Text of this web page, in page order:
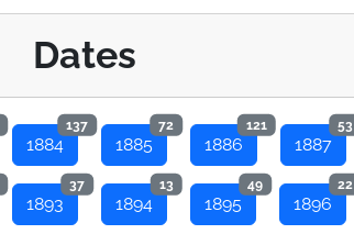
Dates
1884
137
1885
72
1886
121
1887
53
1893
37
1894
13
1895
49
1896
22